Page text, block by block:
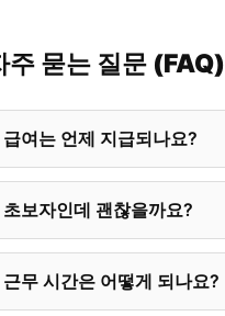
주 묻는 질문 (FAQ)
급여는 언제 지급되나요?
초보자인데 괜찮을까요?
근무 시간은 어떻게 되나요?